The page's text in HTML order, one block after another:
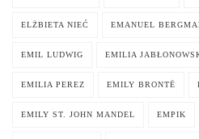
ELŻBIETA NIEĆ EMANUEL
EMIL LUDWIG EMILIA
EMILIA PEREZ EMILY BRONTË
EMILY ST. JOHN MANDEL EMPIK